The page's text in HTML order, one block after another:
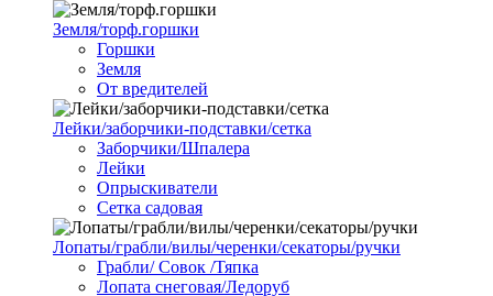
Земля/торф.горшки
Горшки
Земля
От вредителей
Лейки/заборчики-подставки/сетка
Заборчики/Шпалера
Лейки
Опрыскиватели
Сетка садовая
Лопаты/грабли/вилы/черенки/секаторы/ручки
Грабли/ Совок /Тяпка
Лопата снеговая/Ледоруб